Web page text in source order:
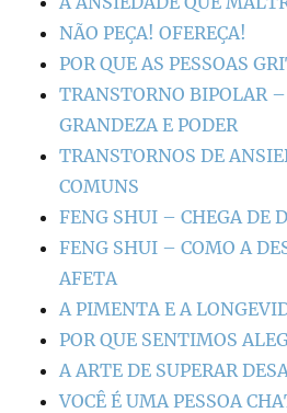
NÃO PEÇA! OFEREÇA!
POR QUE AS PESSOAS
TRANSTORNO BIPOLAR
GRANDEZA E PODER
TRANSTORNOS DE
COMUNS
FENG SHUI – CHEGA DE
FENG SHUI – COMO A
AFETA
A PIMENTA E A
POR QUE SENTIMOS
A ARTE DE SUPERAR
VOCÊ É UMA PESSOA